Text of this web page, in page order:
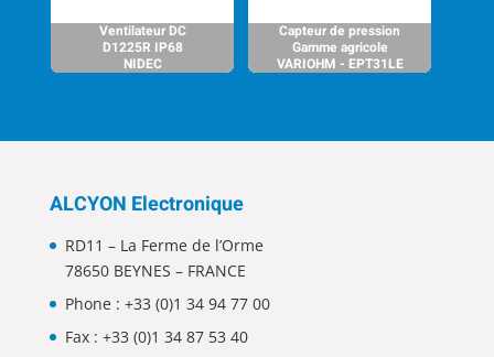
Ventilateur DC
D1225R IP68
NIDEC
Capteur de pression
Gamme agricole
VARIOHM - EPT31LE
ALCYON Electronique
RD11 – La Ferme de l’Orme
78650 BEYNES – FRANCE
Phone : +33 (0)1 34 94 77 00
Fax : +33 (0)1 34 87 53 40